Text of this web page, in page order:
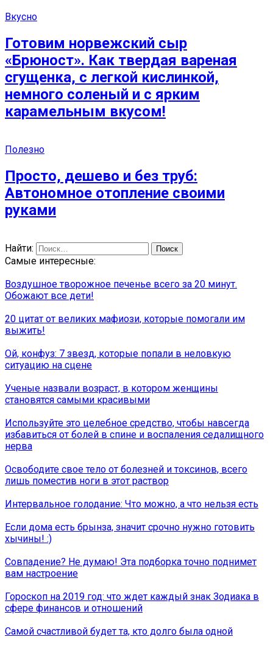
Вкусно
Готовим норвежский сыр
«Брюност». Как твердая вареная
сгущенка, с легкой кислинкой,
немного соленый и с ярким
карамельным вкусом!
Полезно
Просто, дешево и без труб:
Автономное отопление своими
руками
Найти:
Самые интересные:
Воздушное творожное печенье всего за 20 минут.
Обожают все дети!
20 цитат от великих мафиози, которые помогали им
выжить!
Ой, конфуз: 7 звезд, которые попали в неловкую
ситуацию на сцене
Ученые назвали возраст, в котором женщины
становятся самыми красивыми
Используйте это целебное средство, чтобы навсегда
избавиться от болей в спине и воспаления седалищного
нерва
Освободите свое тело от болезней и токсинов, всего
лишь поместив ноги в этот раствор
Интервальное голодание: Что можно, а что нельзя есть
Если дома есть брынза, значит срочно нужно готовить
хычины! :)
Совпадение? Не думаю! Эта подборка точно поднимет
вам настроение
Гороскоп на 2019 год: что ждет каждый знак Зодиака в
сфере финансов и отношений
Самой счастливой будет та, кто долго была одной